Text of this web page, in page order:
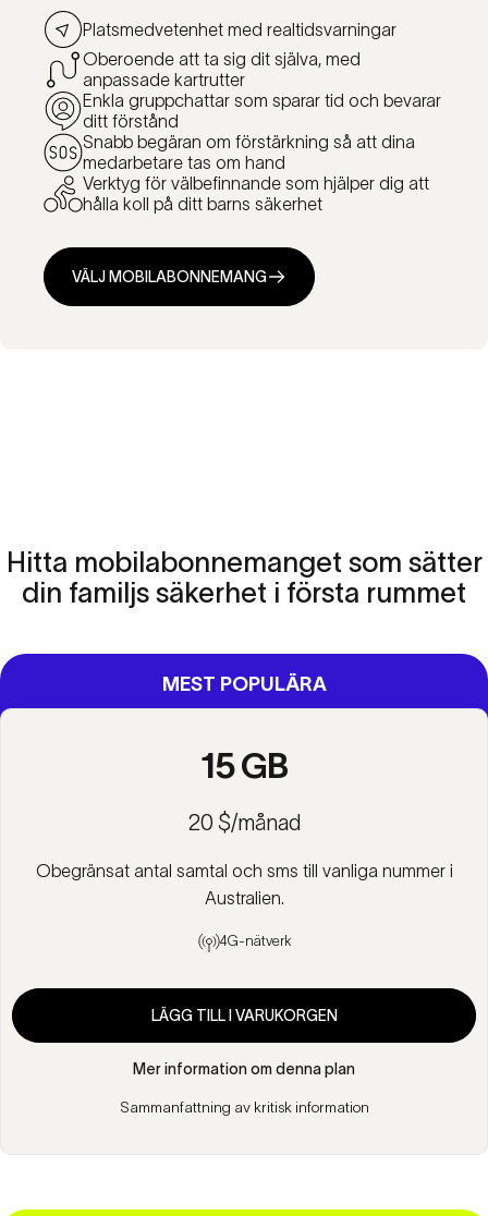
Platsmedvetenhet med realtidsvarningar
Oberoende att ta sig dit själva, med
anpassade kartrutter
Enkla gruppchattar som sparar tid och bevarar
ditt förstånd
Snabb begäran om förstärkning så att dina
medarbetare tas om hand
Verktyg för välbefinnande som hjälper dig att
hålla koll på ditt barns säkerhet
VÄLJ MOBILABONNEMANG
Hitta mobilabonnemanget som sätter
din familjs säkerhet i första rummet
MEST POPULÄRA
15 GB
20 $/månad
Obegränsat antal samtal och sms till vanliga nummer i
Australien.
4G-nätverk
LÄGG TILL I VARUKORGEN
Mer information om denna plan
Sammanfattning av kritisk information